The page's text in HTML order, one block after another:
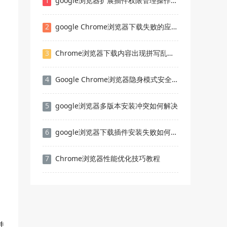
2 google Chrome浏览器下载失败的应急措施
3 Chrome浏览器下载内容出现拼写乱码如何修复
4 Google Chrome浏览器隐身模式安全分析
5 google浏览器多版本安装冲突如何解决
6 google浏览器下载插件安装失败如何处理
7 Chrome浏览器性能优化技巧教程